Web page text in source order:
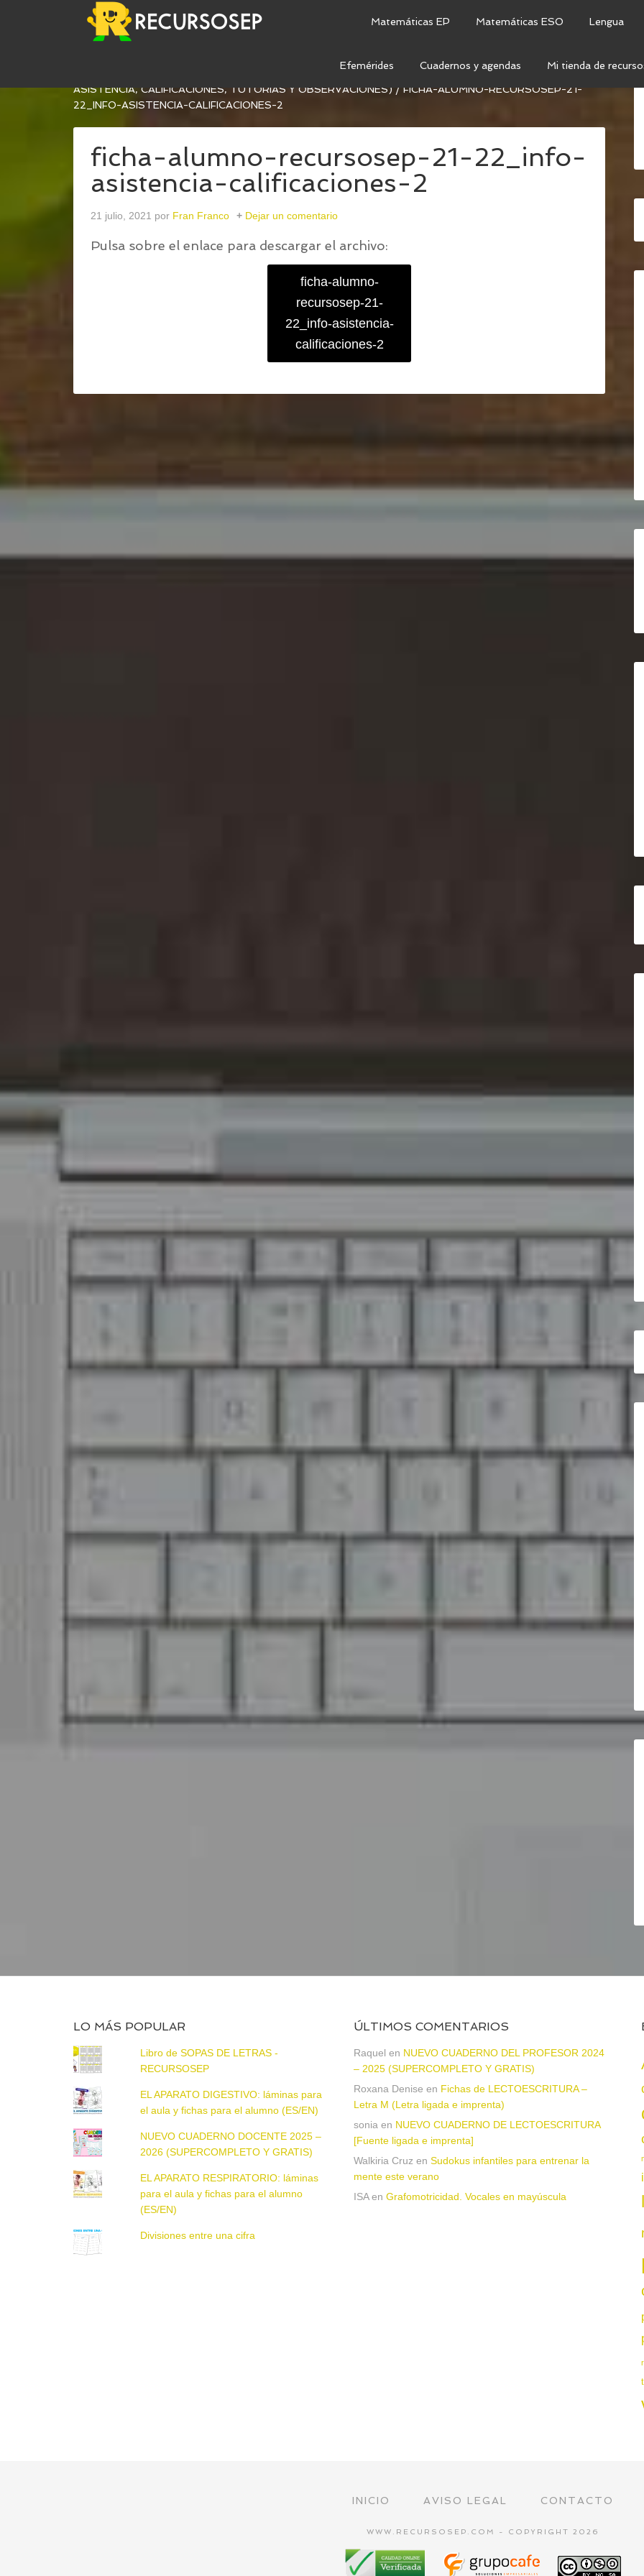
Matemáticas EP Matemáticas ESO Lengua
Efemérides Cuadernos y agendas Mi tienda de
HOJAS DE REGISTRO EDITABLES 2021/2022 (INFO DEL ALUMNO,
ASISTENCIA, CALIFICACIONES, TUTORÍAS Y OBSERVACIONES) / FICHA-ALUMNO-RECURSOSEP-21-
22_INFO-ASISTENCIA-CALIFICACIONES-2
ficha-alumno-recursosep-21-22_info-
asistencia-calificaciones-2
21 julio, 2021 por Fran Franco Dejar un comentario
Pulsa sobre el enlace para descargar el archivo:
ficha-alumno-
recursosep-21-
22_info-asistencia-
calificaciones-2
LO MÁS POPULAR
Libro de SOPAS DE LETRAS -
RECURSOSEP
EL APARATO DIGESTIVO: láminas para
el aula y fichas para el alumno (ES/EN)
NUEVO CUADERNO DOCENTE 2025 –
2026 (SUPERCOMPLETO Y GRATIS)
EL APARATO RESPIRATORIO: láminas
para el aula y fichas para el alumno
(ES/EN)
Divisiones entre una cifra
ÚLTIMOS COMENTARIOS
Raquel en NUEVO CUADERNO DEL PROFESOR 2024
– 2025 (SUPERCOMPLETO Y GRATIS)
Roxana Denise en Fichas de LECTOESCRITURA –
Letra M (Letra ligada e imprenta)
sonia en NUEVO CUADERNO DE LECTOESCRITURA
[Fuente ligada e imprenta]
Walkiria Cruz en Sudokus infantiles para entrenar la
mente este verano
ISAen Grafomotricidad. Vocales en mayúscula
INICIO AVISO LEGAL CONTACTO
WWW.RECURSOSEP.COM - COPYRIGHT 2026